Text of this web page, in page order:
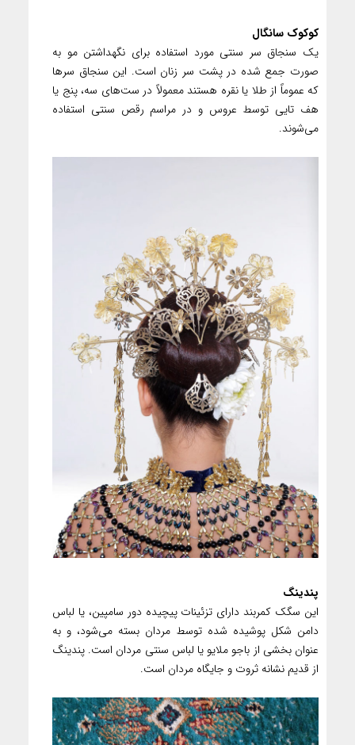
کوکوک سانگال
یک سنجاق سر سنتی مورد استفاده برای نگهداشتن مو به
صورت جمع شده در پشت سر زنان است. این سنجاق سرها
که عموماً از طلا یا نقره هستند معمولاً در ست‌های سه، پنج یا
هف تایی توسط عروس و در مراسم رقص سنتی استفاده
می‌شوند.
پندینگ
این سگک کمربند دارای تزئینات پیچیده دور سامپین، یا لباس
دامن شکل پوشیده شده توسط مردان بسته می‌شود، و به
عنوان بخشی از باجو ملایو یا لباس سنتی مردان است. پندینگ
از قدیم نشانه ثروت و جایگاه مردان است.